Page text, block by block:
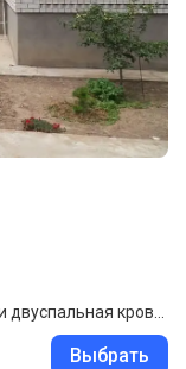
Выбрать